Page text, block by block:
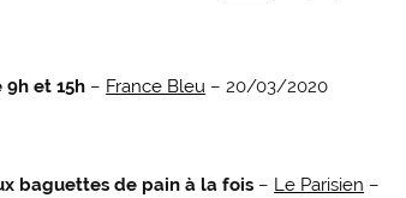
et 15h – France Bleu – 20/03/2020
baguettes de pain à la fois – Le Parisien –